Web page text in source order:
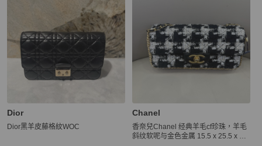
Dior
Dior黑羊皮藤格紋WOC
Chanel
香奈兒Chanel 经典羊毛cf珍珠，羊毛
斜纹软呢与金色金属 15.5 x 25.5 x 6.5